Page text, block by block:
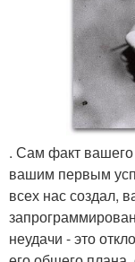
. Сам факт
вашим первым
всех нас создал,
неудачи - это